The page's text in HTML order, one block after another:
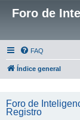
Foro de
FAQ
Índice general
Foro de
Registro